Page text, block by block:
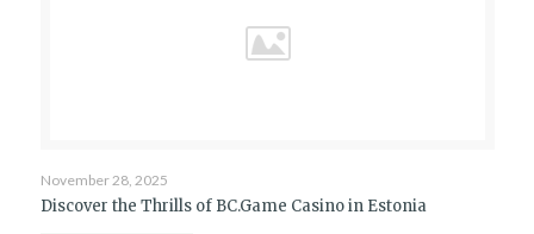
November 28, 2025
Discover the Thrills of BC.Game Casino in Estonia